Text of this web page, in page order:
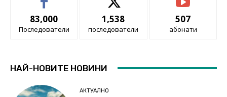
83,000
Последователи
1,538
последователи
507
абонати
НАЙ-НОВИТЕ НОВИНИ
АКТУАЛНО